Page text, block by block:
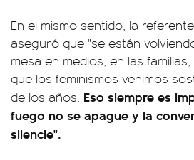
En el mismo sentido, la
aseguró que "se están
mesa en medios, en las
que los feminismos venimos
de los años. Eso siempre es
fuego no se apague y la
silencie".